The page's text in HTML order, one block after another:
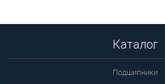
Каталог
Подшипники